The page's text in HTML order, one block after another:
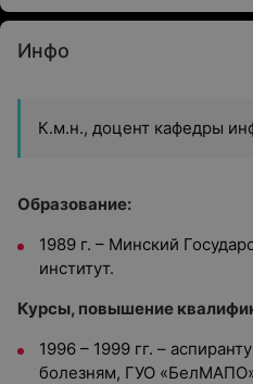
Инфо
К.м.н., доцент кафедры
Образование:
1989 г. – Минский
институт.
Курсы, повышение
1996 – 1999 гг. –
болезням, ГУО